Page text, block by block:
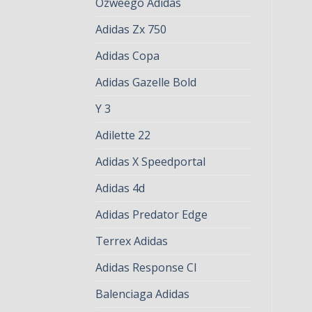
Adidas Zx 750
Adidas Copa
Adidas Gazelle Bold
Y 3
Adilette 22
Adidas X Speedportal
Adidas 4d
Adidas Predator Edge
Terrex Adidas
Adidas Response Cl
Balenciaga Adidas